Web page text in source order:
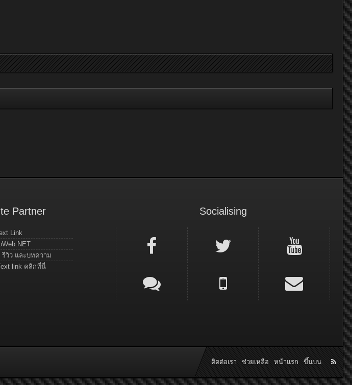
Partner
Link
วิว และบทความ
link คลิกที่นี่
Socialising
ติดต่อเรา ช่วยเหลือ หน้าแรก ขึ้นบน